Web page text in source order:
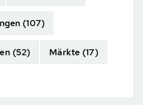
(107)
(52) Märkte (17)